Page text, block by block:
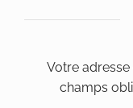
Votre
champs